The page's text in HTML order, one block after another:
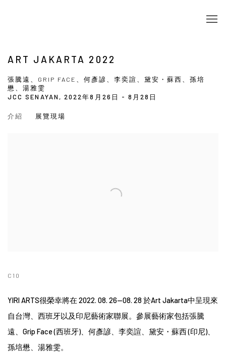
ART JAKARTA 2022
張騰遠、GRIP FACE、何彥諺、李奕諠、黛安・蘇西、孫培
懋、湯雅雯
JCC SENAYAN,2022年8月26日 - 8月28日
介紹 展覽現場
C10
YIRI ARTS很榮幸將在 2022. 08. 26—08. 28 於Art Jakarta中呈現來
自台灣、西班牙以及印尼藝術家聯展。參展藝術家包括張騰
遠、Grip Face (西班牙)、何彥諺、李奕諠、黛安・蘇西 (印尼)、
孫培懋、湯雅雯。